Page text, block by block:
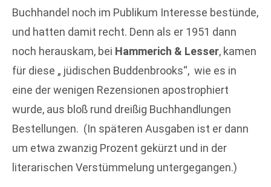
Buchhandel noch im Publikum Interesse bestünde,
und hatten damit recht. Denn als er 1951 dann
noch herauskam, bei Hammerich & Lesser, kamen
für diese „ jüdischen Buddenbrooks“, wie es in
eine der wenigen Rezensionen apostrophiert
wurde, aus bloß rund dreißig Buchhandlungen
Bestellungen. (In späteren Ausgaben ist er dann
um etwa zwanzig Prozent gekürzt und in der
literarischen Verstümmelung untergegangen.)